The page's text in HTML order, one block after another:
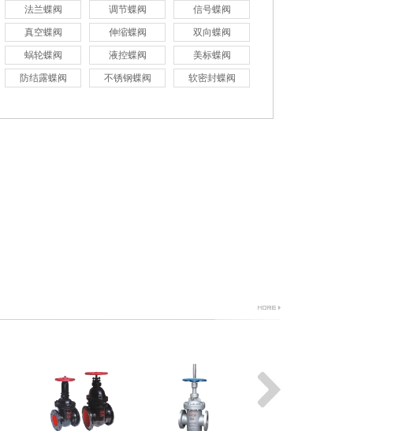
法兰蝶阀 调节蝶阀 信号蝶阀
真空蝶阀 伸缩蝶阀 双向蝶阀
蜗轮蝶阀 液控蝶阀 美标蝶阀
防结露蝶阀 不锈钢蝶阀 软密封蝶阀